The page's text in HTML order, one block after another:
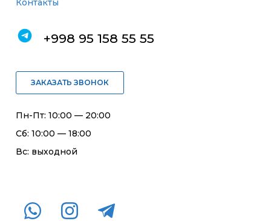
Контакты
+998 95 158 55 55
ЗАКАЗАТЬ ЗВОНОК
Пн-Пт: 10:00 — 20:00
Сб: 10:00 — 18:00
Вс: выходной